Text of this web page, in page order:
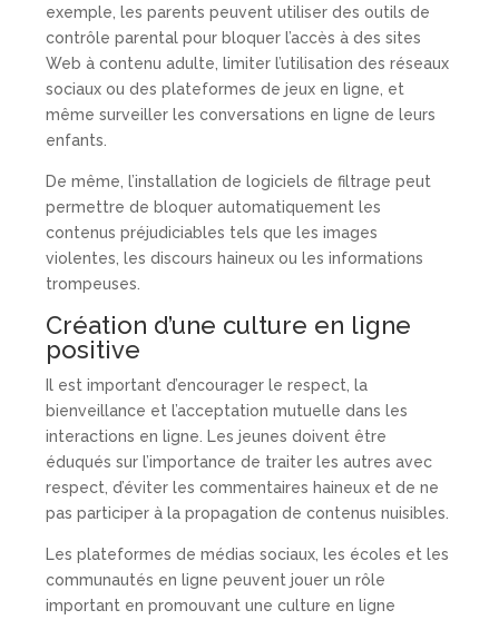
exemple, les parents peuvent utiliser des outils de
contrôle parental pour bloquer l’accès à des sites
Web à contenu adulte, limiter l’utilisation des réseaux
sociaux ou des plateformes de jeux en ligne, et
même surveiller les conversations en ligne de leurs
enfants.
De même, l’installation de logiciels de filtrage peut
permettre de bloquer automatiquement les
contenus préjudiciables tels que les images
violentes, les discours haineux ou les informations
trompeuses.
Création d’une culture en ligne
positive
Il est important d’encourager le respect, la
bienveillance et l’acceptation mutuelle dans les
interactions en ligne. Les jeunes doivent être
éduqués sur l’importance de traiter les autres avec
respect, d’éviter les commentaires haineux et de ne
pas participer à la propagation de contenus nuisibles.
Les plateformes de médias sociaux, les écoles et les
communautés en ligne peuvent jouer un rôle
important en promouvant une culture en ligne